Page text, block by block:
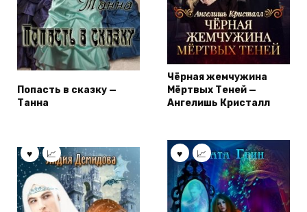
Попасть в сказку —
Танна
Чёрная жемчужина
Мёртвых Теней —
Ангелишь Кристалл